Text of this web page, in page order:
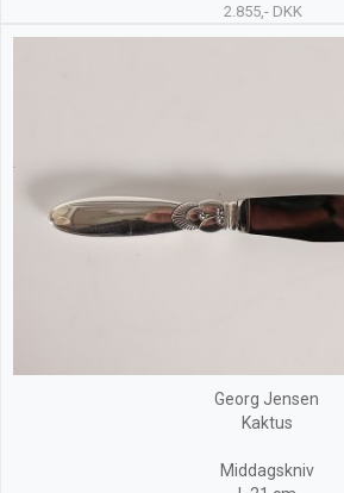
2.855,- DKK
Georg Jensen
Kaktus
Middagskniv